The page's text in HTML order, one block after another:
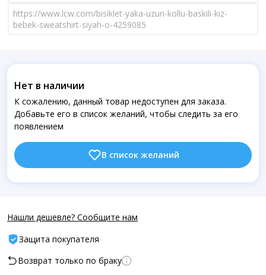
https://www.lcw.com/bisiklet-yaka-uzun-kollu-baskili-kiz-
bebek-sweatshirt-siyah-o-4259085
Нет в наличии
К сожалению, данный товар недоступен для заказа.
Добавьте его в список желаний, чтобы следить за его
появлением
В список желаний
Нашли дешевле? Сообщите нам
Защита покупателя
Возврат только по браку